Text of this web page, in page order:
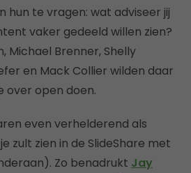
hun te vragen: wat adviseer jij
vaker gedeeld willen zien?
Michael Brenner, Shelly
en Mack Collier wilden daar
over open doen.
even verhelderend als
zult zien in de SlideShare met
Zo benadrukt Jay